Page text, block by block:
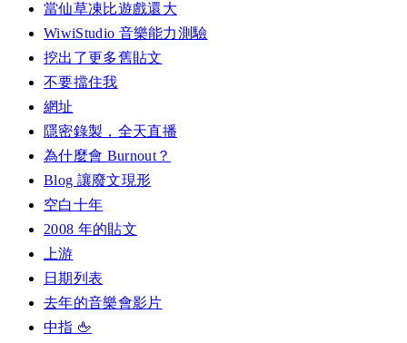
當仙草凍比遊戲還大
WiwiStudio 音樂能力測驗
挖出了更多舊貼文
不要擋住我
網址
隱密錄製，全天直播
為什麼會 Burnout？
Blog 讓廢文現形
空白十年
2008 年的貼文
上游
日期列表
去年的音樂會影片
中指 🖕